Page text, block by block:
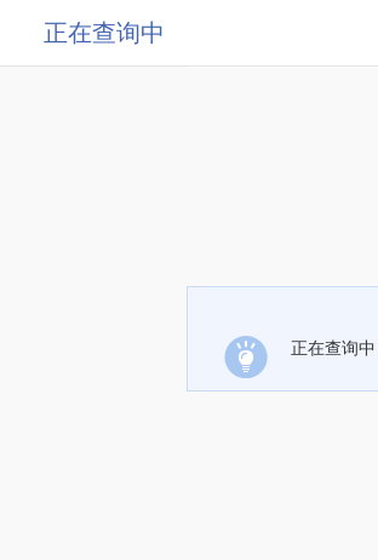
正在查询中
正在查询